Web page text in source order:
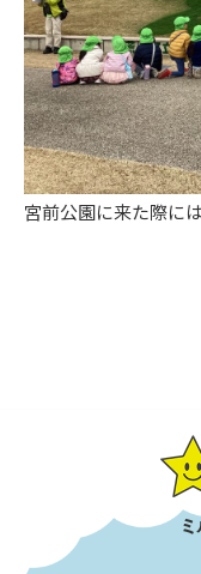
宮前公園に来た際に